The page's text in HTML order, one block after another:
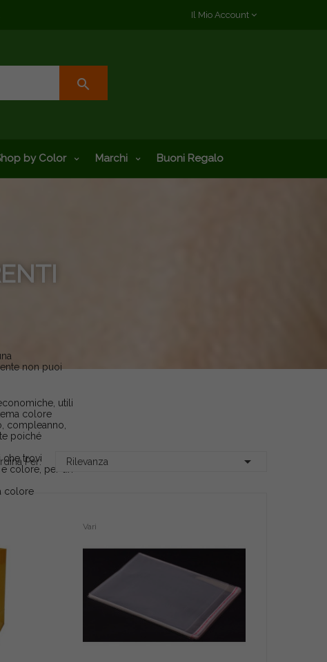
Il Mio Account
search
by Color Marchi Buoni Regalo
non puoi
utili
colore
compleanno,
poiché
che trovi
colore, per un
colore
Per: Rilevanza 
Vari